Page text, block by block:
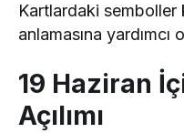
Kartlardaki semboller
anlamasına yardımcı
19 Haziran
Açılımı